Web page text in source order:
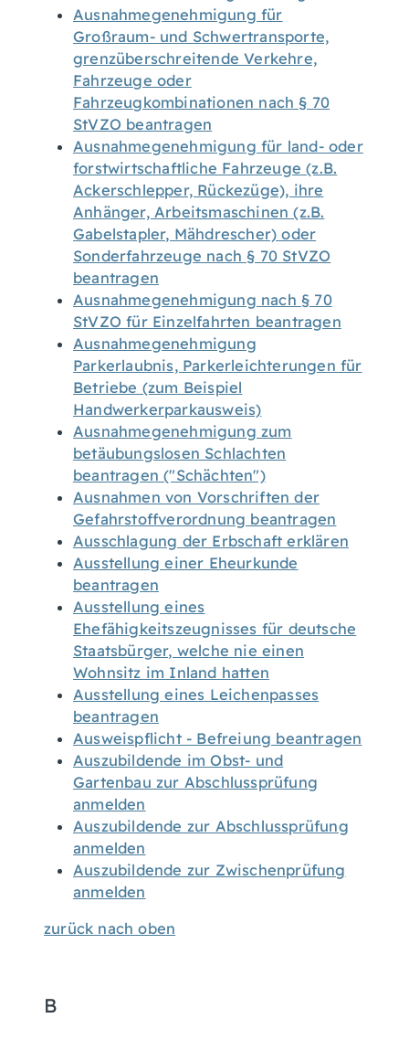
Ausnahmegenehmigung für
Großraum- und Schwertransporte,
grenzüberschreitende Verkehre,
Fahrzeuge oder
Fahrzeugkombinationen nach § 70
StVZO beantragen
Ausnahmegenehmigung für land- oder
forstwirtschaftliche Fahrzeuge (z.B.
Ackerschlepper, Rückezüge), ihre
Anhänger, Arbeitsmaschinen (z.B.
Gabelstapler, Mähdrescher) oder
Sonderfahrzeuge nach § 70 StVZO
beantragen
Ausnahmegenehmigung nach § 70
StVZO für Einzelfahrten beantragen
Ausnahmegenehmigung
Parkerlaubnis, Parkerleichterungen für
Betriebe (zum Beispiel
Handwerkerparkausweis)
Ausnahmegenehmigung zum
betäubungslosen Schlachten
beantragen ("Schächten")
Ausnahmen von Vorschriften der
Gefahrstoffverordnung beantragen
Ausschlagung der Erbschaft erklären
Ausstellung einer Eheurkunde
beantragen
Ausstellung eines
Ehefähigkeitszeugnisses für deutsche
Staatsbürger, welche nie einen
Wohnsitz im Inland hatten
Ausstellung eines Leichenpasses
beantragen
Ausweispflicht - Befreiung beantragen
Auszubildende im Obst- und
Gartenbau zur Abschlussprüfung
anmelden
Auszubildende zur Abschlussprüfung
anmelden
Auszubildende zur Zwischenprüfung
anmelden
zurück nach oben
B